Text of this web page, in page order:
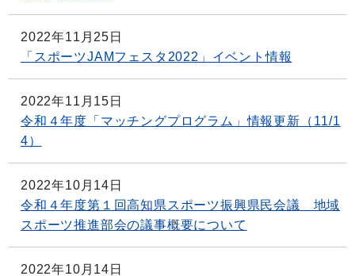
2022年11月25日
「スポーツJAMフェスタ2022」イベント情報
2022年11月15日
令和４年度「マッチングプログラム」情報更新（11/1
4）
2022年10月14日
令和４年度第１回高知県スポーツ振興県民会議 地域
スポーツ推進部会の議事概要について
2022年10月14日